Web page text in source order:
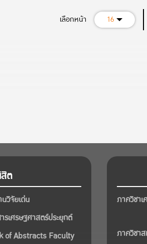
เลือกหน้า 16
ต
วิจัยเด่น
รเศรษฐศาสตร์ประยุกต์
of Abstracts Faculty
ภาควิชา
ภาควิชา